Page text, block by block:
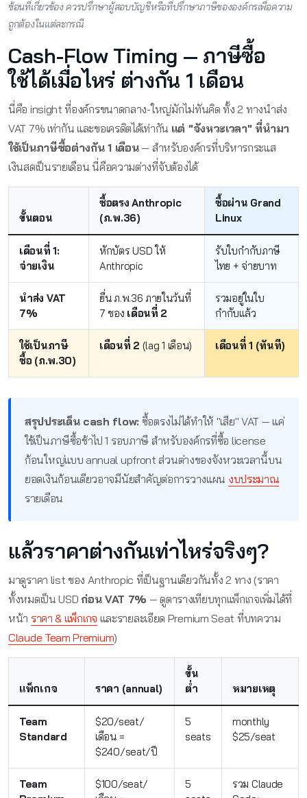
ซ้อนที่เกี่ยวข้อง ควรปรึกษาผู้สอบบัญชีหรือที่ปรึกษาภาษีขององค์กรเพื่อความ
ถูกต้องในแต่ละกรณี
Cash-Flow Timing — ภาษีซื้อ
ใช้ได้เมื่อไหร่ ต่างกัน 1 เดือน
นี่คือ insight ที่องค์กรขนาดกลาง-ใหญ่มักไม่ทันคิด ทั้ง 2 ทางนำส่ง
VAT 7% เท่ากัน และขอเครดิตได้เท่ากัน แต่ "จังหวะเวลา" ที่นำมา
ใช้เป็นภาษีซื้อต่างกัน 1 เดือน— สำหรับองค์กรที่บริหารกระแส
เงินสดเป็นรายเดือน นี่คือความต่างที่จับต้องได้
ขั้นตอน
ซื้อตรง Anthropic
(ภ.พ.36)
ซื้อผ่าน Grand
Linux
เดือนที่ 1:
จ่ายเงิน
หักบัตร USD ให้
Anthropic
รับใบกำกับภาษี
ไทย + จ่ายบาท
นำส่ง VAT
7%
ยื่น ภ.พ.36 ภายในวันที่
7 ของ เดือนที่ 2
รวมอยู่ในใบ
กำกับแล้ว
ใช้เป็นภาษี
ซื้อ (ภ.พ.30)
เดือนที่ 2 (lag 1 เดือน) เดือนที่ 1 (ทันที)
สรุปประเด็น cash flow: ซื้อตรงไม่ได้ทำให้ "เสีย" VAT — แค่
ใช้เป็นภาษีซื้อช้าไป 1 รอบภาษี สำหรับองค์กรที่ซื้อ license
ก้อนใหญ่แบบ annual upfront ส่วนต่างของจังหวะเวลานี้บน
ยอดเงินก้อนเดียวอาจมีนัยสำคัญต่อการวางแผน งบประมาณ
รายเดือน
แล้วราคาต่างกันเท่าไหร่จริงๆ?
มาดูราคา list ของ Anthropic ที่เป็นฐานเดียวกันทั้ง 2 ทาง (ราคา
ทั้งหมดเป็น USDก่อน VAT 7% — ดูตารางเทียบทุกแพ็กเกจเพิ่มได้ที่
หน้า ราคา & แพ็กเกจ และรายละเอียด Premium Seat ที่บทความ
Claude Team Premium)
แพ็กเกจ ราคา (annual)
ขั้น
ต่ำ
หมายเหตุ
Team
Standard
$20/seat/
เดือน =
$240/seat/ปี
5
seats
monthly
$25/seat
Team
$100/seat/
5
รวม Claude